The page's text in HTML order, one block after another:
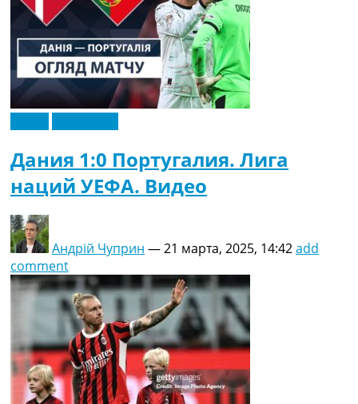
Дания 1:0 Португалия. Лига
наций УЕФА. Видео
Андрій Чуприн —21 марта, 2025, 14:42add
comment